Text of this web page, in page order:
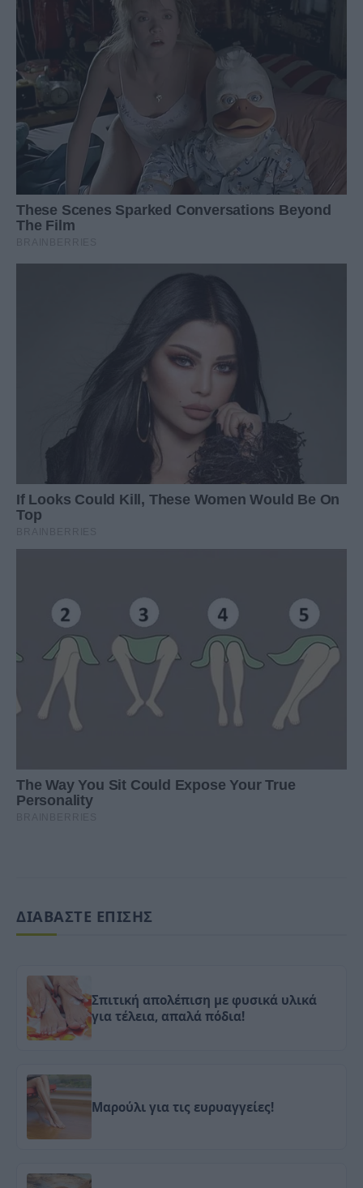
ΔΙΑΒΑΣΤΕ ΕΠΙΣΗΣ
Σπιτική απολέπιση με φυσικά υλικά
για τέλεια, απαλά πόδια!
Μαρούλι για τις ευρυαγγείες!